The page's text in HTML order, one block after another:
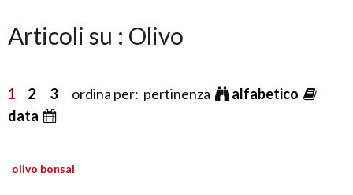
Articoli su : Olivo
1 2 3ordina per: pertinenza
alfabetico
data
olivo bonsai